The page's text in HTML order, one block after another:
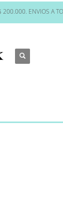
200.000. ENVIOS A